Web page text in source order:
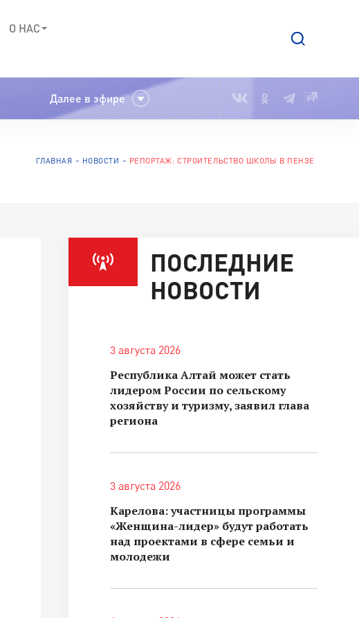
О НАС
Далее в эфире
ГЛАВНАЯ НОВОСТИ РЕПОРТАЖ: СТРОИТЕЛЬСТВО ШКОЛЫ В ПЕНЗЕ
ПОСЛЕДНИЕ
НОВОСТИ
3 августа 2026
Республика Алтай может стать
лидером России по сельскому
хозяйству и туризму, заявил глава
региона
3 августа 2026
Карелова: участницы программы
«Женщина-лидер» будут работать
над проектами в сфере семьи и
молодежи